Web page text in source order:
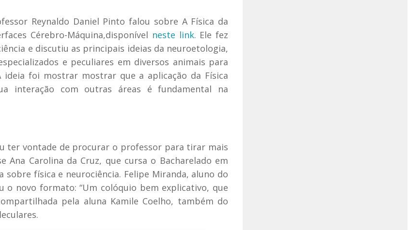
Reynaldo Daniel Pinto falou sobre A Física da
Cérebro-Máquina,disponível neste link. Ele fez
e discutiu as principais ideias da neuroetologia,
e peculiares em diversos animais para
ideia foi mostrar mostrar que a aplicação da Física
interação com outras áreas é fundamental na
ter vontade de procurar o professor para tirar mais
Ana Carolina da Cruz, que cursa o Bacharelado em
sobre física e neurociência. Felipe Miranda, aluno do
o novo formato: “Um colóquio bem explicativo, que
pela aluna Kamile Coelho, também do